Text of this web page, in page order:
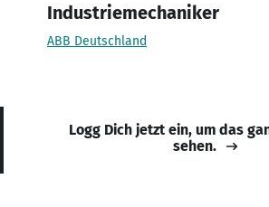
Industriemechaniker
ABB Deutschland
Logg Dich jetzt ein, um das
sehen.